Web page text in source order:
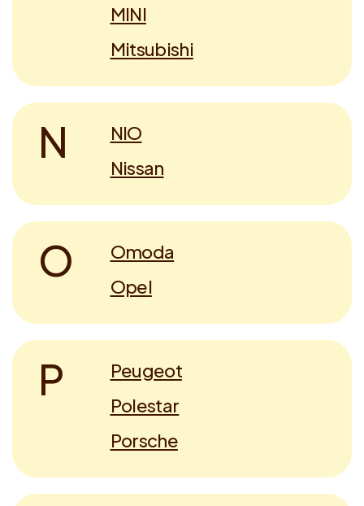
MINI
Mitsubishi
N
NIO
Nissan
O
Omoda
Opel
P
Peugeot
Polestar
Porsche